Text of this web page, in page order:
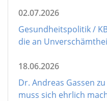
02.07.2026
Gesundheitspolitik /
die an
18.06.2026
Dr. Andreas Gassen
muss sich ehrlich